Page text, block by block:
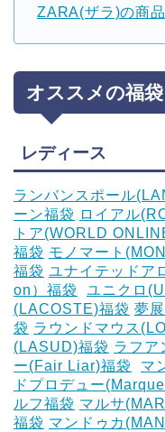
ZARA(ザラ)の商
オススメの福袋
レディース
ランバンスポール
ーン福袋 ロイアル
トア(WORLD
福袋 モノマート
福袋 ユナイテッドア
on）福袋
ユニクロ
(LACOSTE)福袋 夢
袋 ラウンドマウス
(LASUD)福袋 ラフア
ー(Fair Liar)福袋
マ
ドプロデュー
ルフ福袋 マルサ
福袋 マンドゥカ